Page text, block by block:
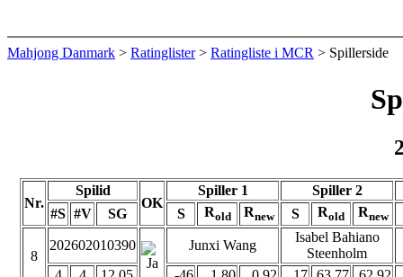
Mahjong Danmark > Ratinglister> Ratingliste i MCR > Spillerside
Nr.
Spilid
OK
Spiller 1
Spiller 2
#S #V SG S Rold Rnew S Rold Rnew
8
202602010390 Junxi Wang
Isabel Bahiano
Steenholm